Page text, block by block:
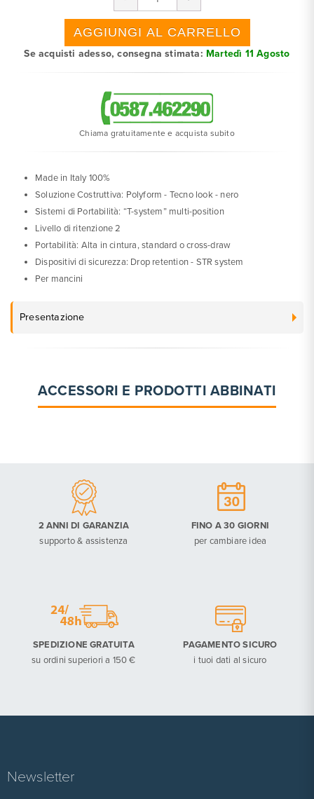
Se acquisti adesso, consegna stimata: Martedì 11 Agosto
Chiama gratuitamente e acquista subito
Made in Italy 100%
Soluzione Costruttiva: Polyform - Tecno look - nero
Sistemi di Portabilità: “T-system” multi-position
Livello di ritenzione 2
Portabilità: Alta in cintura, standard o cross-draw
Dispositivi di sicurezza: Drop retention - STR system
Per mancini
Presentazione
ACCESSORI E PRODOTTI ABBINATI
2 ANNI DI GARANZIA
supporto & assistenza
FINO A 30 GIORNI
per cambiare idea
SPEDIZIONE GRATUITA
su ordini superiori a 150 €
PAGAMENTO SICURO
i tuoi dati al sicuro
Newsletter